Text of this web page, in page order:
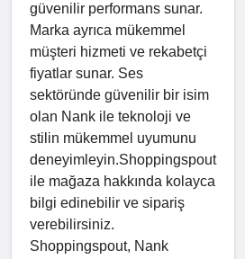
güvenilir performans sunar.
Marka ayrıca mükemmel
müşteri hizmeti ve rekabetçi
fiyatlar sunar. Ses
sektöründe güvenilir bir isim
olan Nank ile teknoloji ve
stilin mükemmel uyumunu
deneyimleyin.Shoppingspout
ile mağaza hakkında kolayca
bilgi edinebilir ve sipariş
verebilirsiniz.
Shoppingspout, Nank